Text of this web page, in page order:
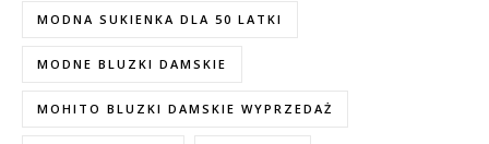
MODNA SUKIENKA DLA 50 LATKI
MODNE BLUZKI DAMSKIE
MOHITO BLUZKI DAMSKIE WYPRZEDAŻ